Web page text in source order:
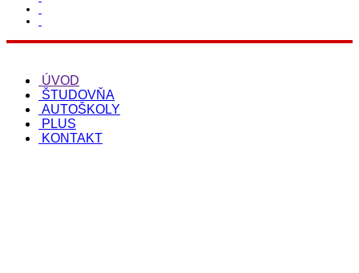
ÚVOD
ŠTUDOVŇA
AUTOŠKOLY
PLUS
KONTAKT